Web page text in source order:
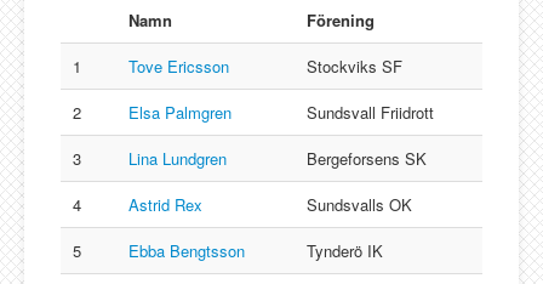
Namn
Förening
1
Tove Ericsson
Stockviks SF
2
Elsa Palmgren
Sundsvall Friidrott
3
Lina Lundgren
Bergeforsens SK
4
Astrid Rex
Sundsvalls OK
5
Ebba Bengtsson
Tynderö IK